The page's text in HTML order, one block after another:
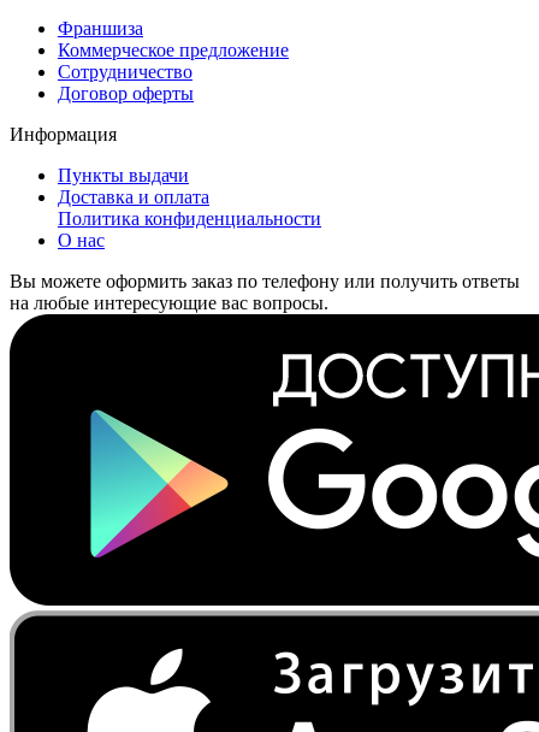
Франшиза
Коммерческое предложение
Сотрудничество
Договор оферты
Информация
Пункты выдачи
Доставка и оплата
Политика конфиденциальности
О нас
Вы можете оформить заказ по телефону или получить ответы
на любые интересующие вас вопросы.